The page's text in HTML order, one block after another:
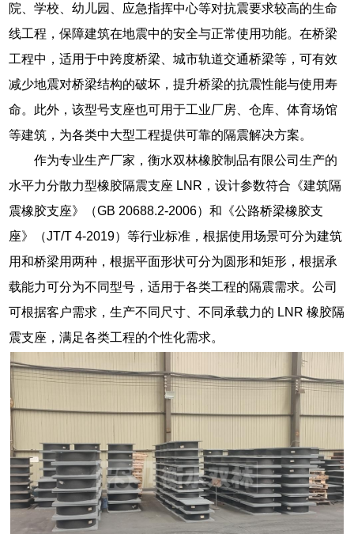
院、学校、幼儿园、应急指挥中心等对抗震要求较高的生命
线工程，保障建筑在地震中的安全与正常使用功能。在桥梁
工程中，适用于中跨度桥梁、城市轨道交通桥梁等，可有效
减少地震对桥梁结构的破坏，提升桥梁的抗震性能与使用寿
命。此外，该型号支座也可用于工业厂房、仓库、体育场馆
等建筑，为各类中大型工程提供可靠的隔震解决方案。
作为专业生产厂家，衡水双林橡胶制品有限公司生产的
水平力分散力型橡胶隔震支座 LNR，设计参数符合《建筑隔
震橡胶支座》（GB 20688.2-2006）和《公路桥梁橡胶支
座》（JT/T 4-2019）等行业标准，根据使用场景可分为建筑
用和桥梁用两种，根据平面形状可分为圆形和矩形，根据承
载能力可分为不同型号，适用于各类工程的隔震需求。公司
可根据客户需求，生产不同尺寸、不同承载力的 LNR 橡胶隔
震支座，满足各类工程的个性化需求。